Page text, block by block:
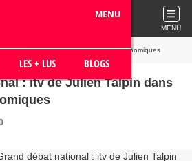
MENU
de Julien Talpin dans Alternatives Économiques
: itv de Julien Talpin dans
MENU
LES + LUS BLOGS